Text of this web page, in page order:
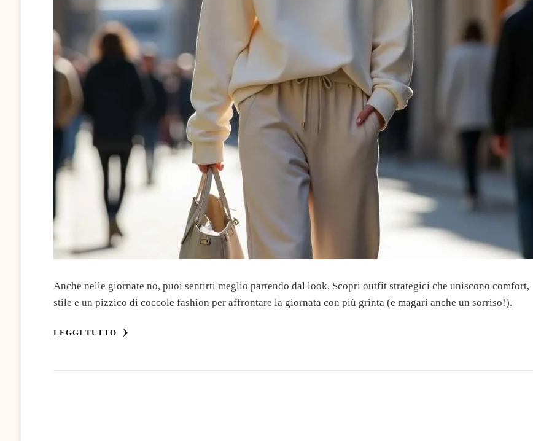
Anche nelle giornate no, puoi sentirti meglio partendo dal look. Scopri outfit strategici che uniscono comfort,
stile e un pizzico di coccole fashion per affrontare la giornata con più grinta (e magari anche un sorriso!).
LEGGI TUTTO